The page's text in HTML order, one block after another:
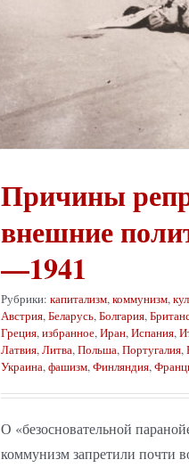
Причины
внешние
—1941
Рубрики: капитализм,коммунизм,
Австрия,Беларусь,Болгария,
Греция,избранное,Иран,Испания,
Латвия,Литва,Польша,Португалия,
Украина,фашизм,Финляндия,
О «безосновательной
коммунизм запретили почти